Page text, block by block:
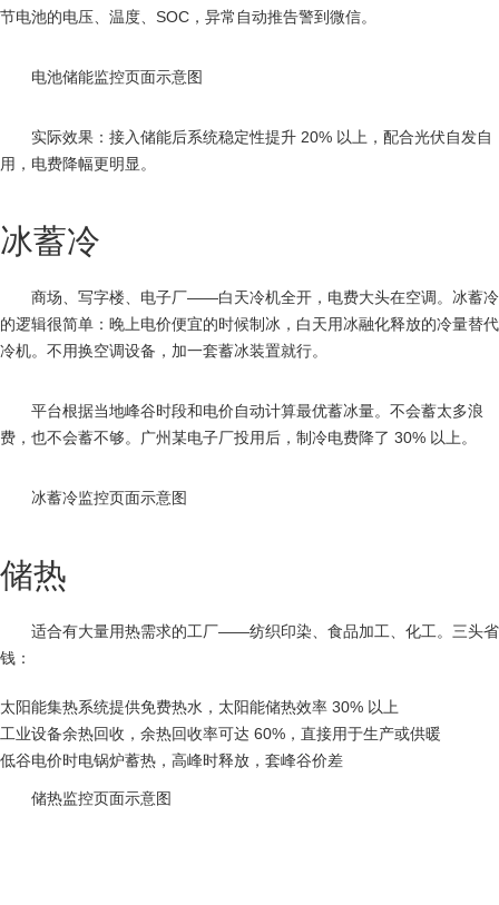
节电池的电压、温度、SOC，异常自动推告警到微信。
电池储能监控页面示意图
实际效果：接入储能后系统稳定性提升 20% 以上，配合光伏自发自
用，电费降幅更明显。
冰蓄冷
商场、写字楼、电子厂——白天冷机全开，电费大头在空调。冰蓄冷
的逻辑很简单：晚上电价便宜的时候制冰，白天用冰融化释放的冷量替代
冷机。不用换空调设备，加一套蓄冰装置就行。
平台根据当地峰谷时段和电价自动计算最优蓄冰量。不会蓄太多浪
费，也不会蓄不够。广州某电子厂投用后，制冷电费降了 30% 以上。
冰蓄冷监控页面示意图
储热
适合有大量用热需求的工厂——纺织印染、食品加工、化工。三头省
钱：
太阳能集热系统提供免费热水，太阳能储热效率 30% 以上
工业设备余热回收，余热回收率可达 60%，直接用于生产或供暖
低谷电价时电锅炉蓄热，高峰时释放，套峰谷价差
储热监控页面示意图